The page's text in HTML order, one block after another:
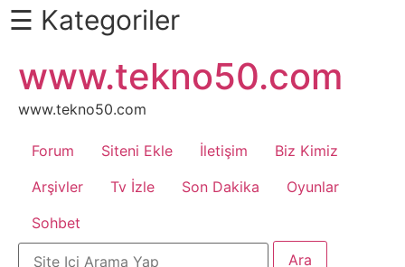
Daha
Fazlası
İçin
Kaydır
Android
Apk
☰ Kategoriler
atla
www.tekno50.com
www.tekno50.com
Forum Siteni Ekle İletişim
Biz Kimiz
Arşivler
Tv İzle Son Dakika
Oyunlar
Sohbet